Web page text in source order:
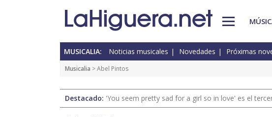
MUSICALIA: Noticias musicales Novedades Próximas
Musicalia > Abel Pintos
Destacado: 'You seem pretty sad for a girl so in love' es el